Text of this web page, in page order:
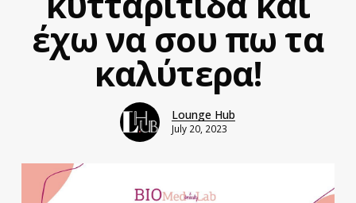
έχω να σου πω τα
καλύτερα!
Lounge Hub
July 20, 2023